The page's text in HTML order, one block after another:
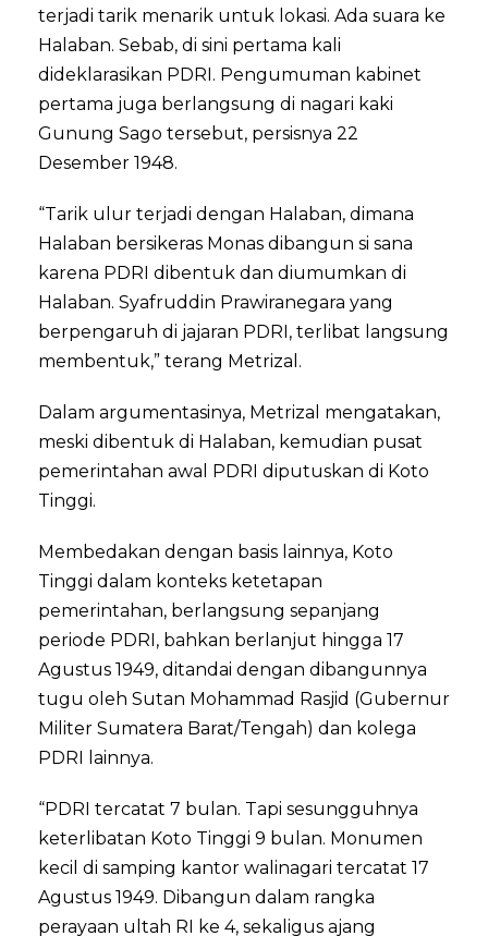
terjadi tarik menarik untuk lokasi. Ada suara ke
Halaban. Sebab, di sini pertama kali
dideklarasikan PDRI. Pengumuman kabinet
pertama juga berlangsung di nagari kaki
Gunung Sago tersebut, persisnya 22
Desember 1948.
“Tarik ulur terjadi dengan Halaban, dimana
Halaban bersikeras Monas dibangun si sana
karena PDRI dibentuk dan diumumkan di
Halaban. Syafruddin Prawiranegara yang
berpengaruh di jajaran PDRI, terlibat langsung
membentuk,” terang Metrizal.
Dalam argumentasinya, Metrizal mengatakan,
meski dibentuk di Halaban, kemudian pusat
pemerintahan awal PDRI diputuskan di Koto
Tinggi.
Membedakan dengan basis lainnya, Koto
Tinggi dalam konteks ketetapan
pemerintahan, berlangsung sepanjang
periode PDRI, bahkan berlanjut hingga 17
Agustus 1949, ditandai dengan dibangunnya
tugu oleh Sutan Mohammad Rasjid (Gubernur
Militer Sumatera Barat/Tengah) dan kolega
PDRI lainnya.
“PDRI tercatat 7 bulan. Tapi sesungguhnya
keterlibatan Koto Tinggi 9 bulan. Monumen
kecil di samping kantor walinagari tercatat 17
Agustus 1949. Dibangun dalam rangka
perayaan ultah RI ke 4, sekaligus ajang